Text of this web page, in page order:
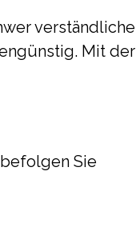
verständliche
Mit der
Sie